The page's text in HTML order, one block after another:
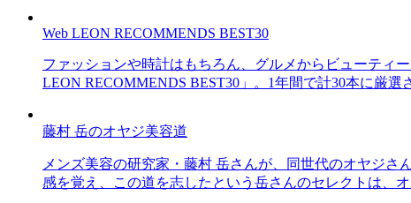
Web LEON RECOMMENDS BEST30
ファッションや時計はもちろん、グルメからビューティ
LEON RECOMMENDS BEST30」。1年間で計30本に厳
藤村 岳のオヤジ美容道
メンズ美容の研究家・藤村 岳さんが、同世代のオヤジ
感を覚え、この道を志したという岳さんのセレクトは、